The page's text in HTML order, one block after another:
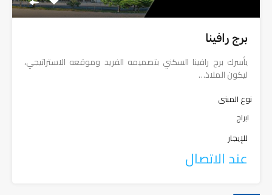
برج رافينا
يأسرك برج رافينا السكني بتصميمه الفريد وموقعه الاستراتيجي،
ليكون الملاذ…
نوع المبنى
ابراج
للإيجار
عند الاتصال